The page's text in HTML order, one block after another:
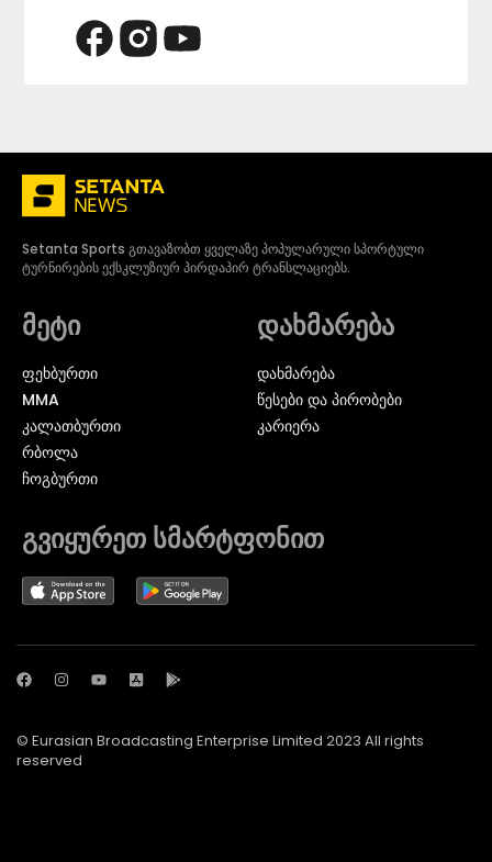
Setanta Sports გთავაზობთ ყველაზე პოპულარული სპორტული
ტურნირების ექსკლუზიურ პირდაპირ ტრანსლაციებს.
მეტი
ᲤᲔᲮᲑᲣᲠᲗᲘ
MMA
ᲙᲐᲚᲐᲗᲑᲣᲠᲗᲘ
ᲠᲑᲝᲚᲐ
ᲩᲝᲒᲑᲣᲠᲗᲘ
დახმარება
დახმარება
წესები და პირობები
კარიერა
გვიყურეთ სმარტფონით
© Eurasian Broadcasting Enterprise Limited 2023 All rights
reserved